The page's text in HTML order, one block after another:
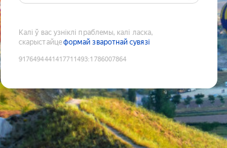
Калі ў вас узніклі праблемы, калі ласка,
скарыстайцеформай зваротнай сувязі
9176494441417711493:1786007864